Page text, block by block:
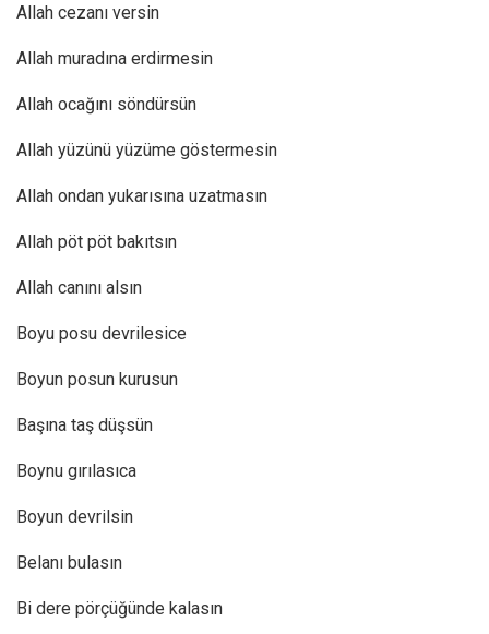
Allah cezanı versin
Allah muradına erdirmesin
Allah ocağını söndürsün
Allah yüzünü yüzüme göstermesin
Allah ondan yukarısına uzatmasın
Allah pöt pöt bakıtsın
Allah canını alsın
Boyu posu devrilesice
Boyun posun kurusun
Başına taş düşsün
Boynu gırılasıca
Boyun devrilsin
Belanı bulasın
Bi dere pörçüğünde kalasın